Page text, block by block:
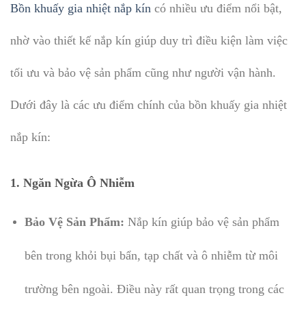
Bồn khuấy gia nhiệt nắp kín có nhiều ưu điểm nổi bật,
nhờ vào thiết kế nắp kín giúp duy trì điều kiện làm việc
tối ưu và bảo vệ sản phẩm cũng như người vận hành.
Dưới đây là các ưu điểm chính của bồn khuấy gia nhiệt
nắp kín:
1. Ngăn Ngừa Ô Nhiễm
Bảo Vệ Sản Phẩm: Nắp kín giúp bảo vệ sản phẩm
bên trong khỏi bụi bẩn, tạp chất và ô nhiễm từ môi
trường bên ngoài. Điều này rất quan trọng trong các